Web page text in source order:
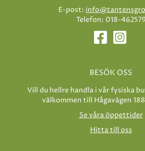
E-post:
Telefon: 018-462579
BESÖK OSS
Vill du hellre handla i vår fysiska
välkommen till Hågavägen
Se våra öppettider
Hitta till oss